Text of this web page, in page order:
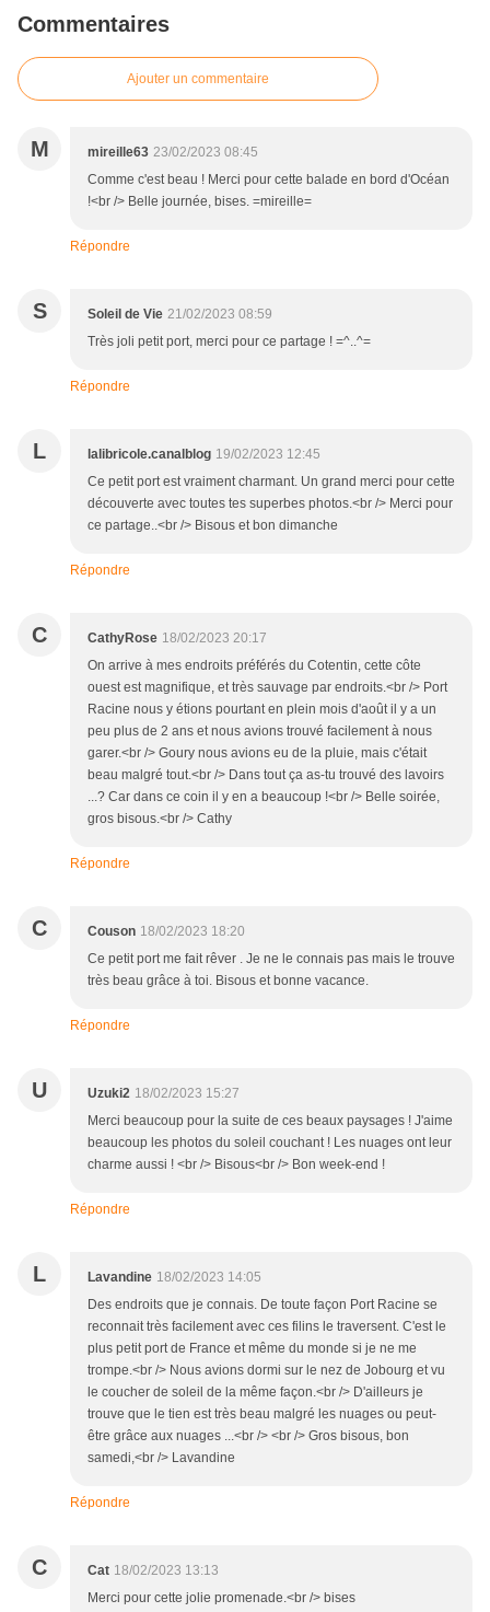
Commentaires
Ajouter un commentaire
M mireille63 23/02/2023 08:45
Comme c'est beau ! Merci pour cette balade en bord d'Océan
!<br /> Belle journée, bises. =mireille=
Répondre
S Soleil de Vie 21/02/2023 08:59
Très joli petit port, merci pour ce partage ! =^..^=
Répondre
L lalibricole.canalblog 19/02/2023 12:45
Ce petit port est vraiment charmant. Un grand merci pour cette
découverte avec toutes tes superbes photos.<br /> Merci pour
ce partage..<br /> Bisous et bon dimanche
Répondre
C CathyRose 18/02/2023 20:17
On arrive à mes endroits préférés du Cotentin, cette côte
ouest est magnifique, et très sauvage par endroits.<br /> Port
Racine nous y étions pourtant en plein mois d'août il y a un
peu plus de 2 ans et nous avions trouvé facilement à nous
garer.<br /> Goury nous avions eu de la pluie, mais c'était
beau malgré tout.<br /> Dans tout ça as-tu trouvé des lavoirs
...? Car dans ce coin il y en a beaucoup !<br /> Belle soirée,
gros bisous.<br /> Cathy
Répondre
C Couson 18/02/2023 18:20
Ce petit port me fait rêver . Je ne le connais pas mais le trouve
très beau grâce à toi. Bisous et bonne vacance.
Répondre
U Uzuki2 18/02/2023 15:27
Merci beaucoup pour la suite de ces beaux paysages ! J'aime
beaucoup les photos du soleil couchant ! Les nuages ont leur
charme aussi ! <br /> Bisous<br /> Bon week-end !
Répondre
L Lavandine 18/02/2023 14:05
Des endroits que je connais. De toute façon Port Racine se
reconnait très facilement avec ces filins le traversent. C'est le
plus petit port de France et même du monde si je ne me
trompe.<br /> Nous avions dormi sur le nez de Jobourg et vu
le coucher de soleil de la même façon.<br /> D'ailleurs je
trouve que le tien est très beau malgré les nuages ou peut-
être grâce aux nuages ...<br /> <br /> Gros bisous, bon
samedi,<br /> Lavandine
Répondre
C Cat 18/02/2023 13:13
Merci pour cette jolie promenade.<br /> bises